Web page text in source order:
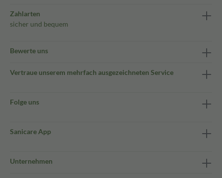
Zahlarten
sicher und bequem
Bewerte uns
Vertraue unserem mehrfach ausgezeichneten Service
Folge uns
Sanicare App
Unternehmen